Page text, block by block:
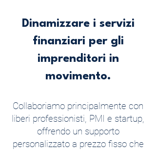
Dinamizzare i servizi
finanziari per gli
imprenditori in
movimento.
Collaboriamo principalmente con
liberi professionisti, PMI e startup,
offrendo un supporto
personalizzato a prezzo fisso che